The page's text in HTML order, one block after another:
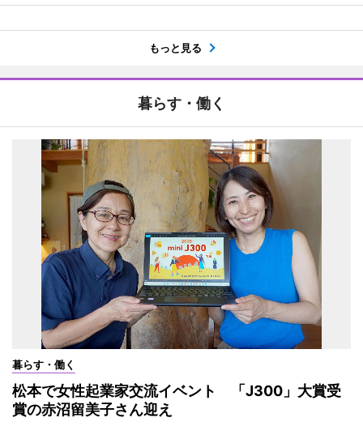
もっと見る
暮らす・働く
暮らす・働く
松本で女性起業家交流イベント 「J300」大賞受
賞の赤沼留美子さん迎え